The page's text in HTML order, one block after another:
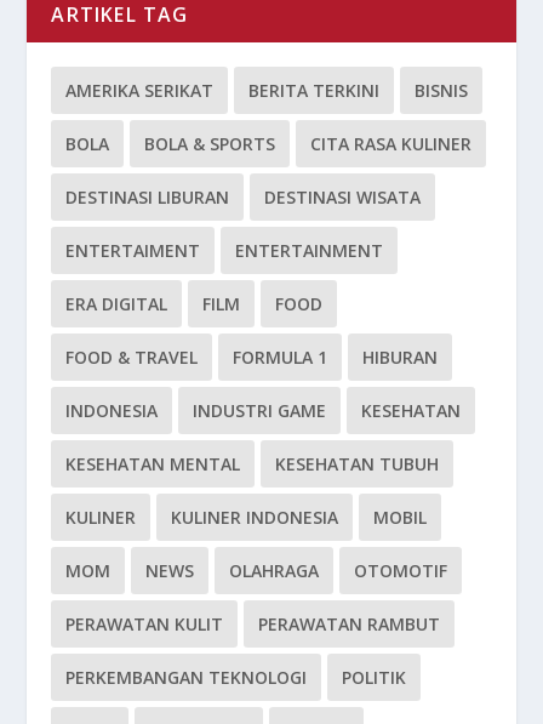
ARTIKEL TAG
AMERIKA SERIKAT BERITA TERKINI BISNIS
BOLA BOLA & SPORTS CITA RASA KULINER
DESTINASI LIBURAN DESTINASI WISATA
ENTERTAIMENT ENTERTAINMENT
ERA DIGITAL FILM FOOD
FOOD & TRAVEL FORMULA 1 HIBURAN
INDONESIA INDUSTRI GAME KESEHATAN
KESEHATAN MENTAL KESEHATAN TUBUH
KULINER KULINER INDONESIA MOBIL
MOM NEWS OLAHRAGA OTOMOTIF
PERAWATAN KULIT PERAWATAN RAMBUT
PERKEMBANGAN TEKNOLOGI POLITIK